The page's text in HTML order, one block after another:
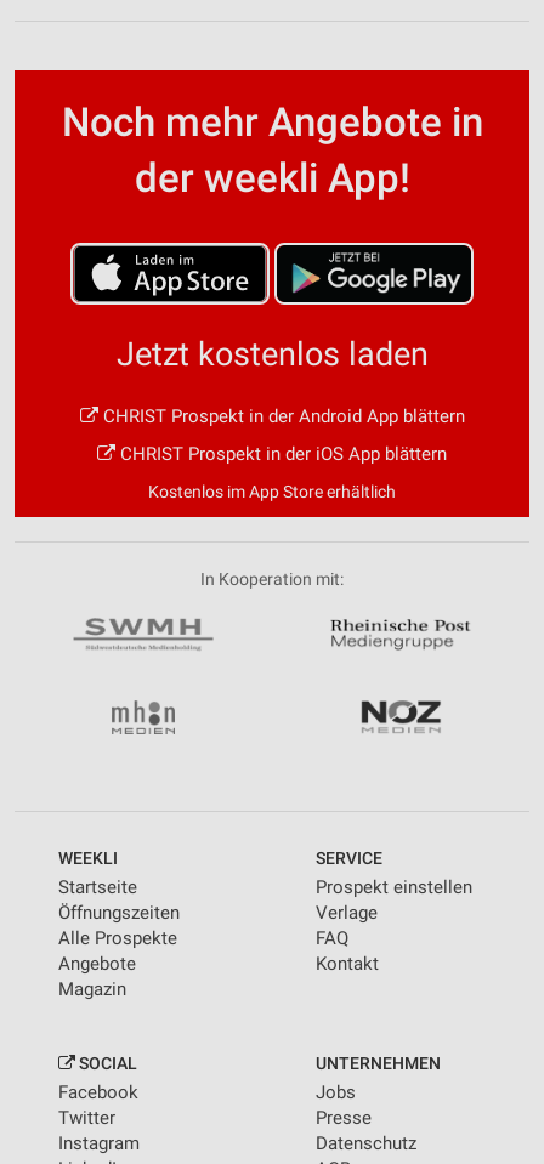
Noch mehr Angebote in
der weekli App!
Jetzt kostenlos laden
CHRIST Prospekt in der Android App blättern
CHRIST Prospekt in der iOS App blättern
Kostenlos im App Store erhältlich
In Kooperation mit:
WEEKLI
Startseite
Öffnungszeiten
Alle Prospekte
Angebote
Magazin
SERVICE
Prospekt einstellen
Verlage
FAQ
Kontakt
SOCIAL
Facebook
Twitter
Instagram
UNTERNEHMEN
Jobs
Presse
Datenschutz